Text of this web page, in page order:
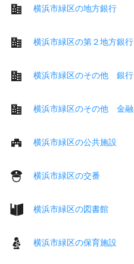
横浜市緑区の地方銀行
横浜市緑区の第２地方銀行
横浜市緑区のその他 銀行
横浜市緑区のその他 金融
横浜市緑区の公共施設
横浜市緑区の交番
横浜市緑区の図書館
横浜市緑区の保育施設